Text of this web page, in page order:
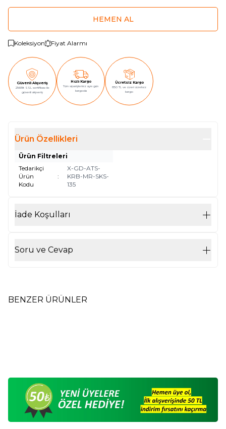
HEMEN AL
Koleksiyon Fiyat Alarmı
Güvenli Alışveriş
256Bit SSL sertifikası ile
güvenli alışveriş
Hızlı Kargo
Tüm siparişleriniz aynı gün
kargoda
Ücretsiz Kargo
850 TL ve üzeri ücretsiz
kargo
Ürün Özellikleri
Ürün Filtreleri
Tedarikçi
Ürün
Kodu
:
X-GD-ATS-
KRB-MR-SKS-
135
İade Koşulları
Soru ve Cevap
BENZER ÜRÜNLER